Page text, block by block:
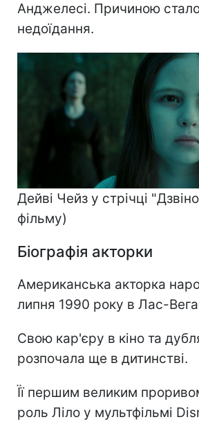
Анджелесі. Причиною
недоїдання.
Дейві Чейз у стрічці
фільму)
Біографія акторки
Американська акторка
липня 1990 року в Лас-
Свою кар'єру в кіно та
розпочала ще в дитинстві.
Її першим великим
роль Ліло у мультфільмі